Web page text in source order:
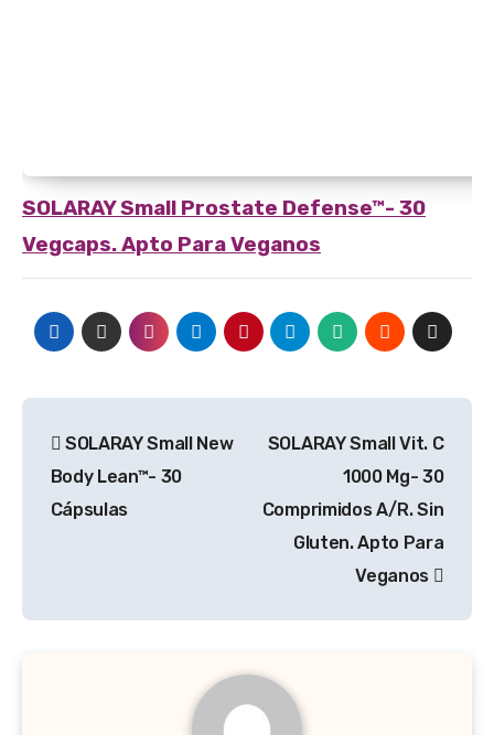
SOLARAYSmall Prostate Defense™- 30
Vegcaps. Apto Para Veganos
de
entradas
SOLARAY Small New
Body Lean™- 30
Cápsulas
SOLARAY Small Vit. C
1000 Mg- 30
Comprimidos A/R. Sin
Gluten. Apto Para
Veganos